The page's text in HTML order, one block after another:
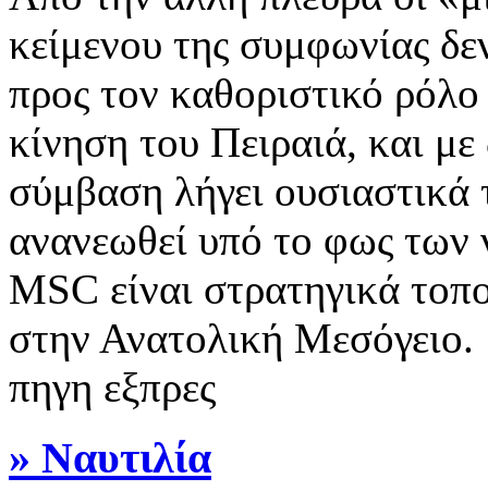
κείμενου της συμφωνίας
προς τον καθοριστικό
κίνηση του Πειραιά, και
σύμβαση λήγει ουσιαστικά
ανανεωθεί υπό το φως των
ΜSC είναι στρατηγικά
στην Ανατολική Μεσόγειο.
πηγη εξπρες
» Ναυτιλία